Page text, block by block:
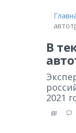
В
2021